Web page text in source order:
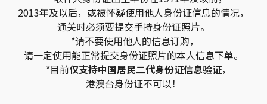
2013年及以后，或被怀疑使用他人身份证信息的情况，
通关时必须要提交手持身份证照片。
*请不要使用他人的信息订购，
请一定使用能正常提交身份证照片的本人信息下单。
*目前仅支持中国居民二代身份证信息验证，
港澳台身份证不可以！